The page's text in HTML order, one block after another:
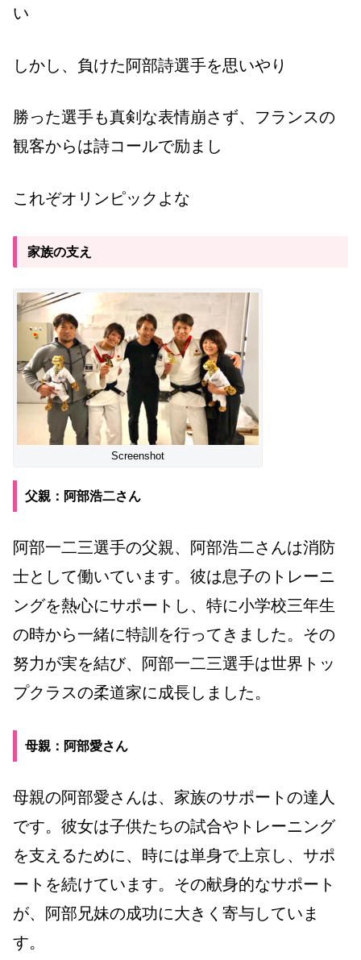
い
しかし、負けた阿部詩選手を思いやり
勝った選手も真剣な表情崩さず、フランスの
観客からは詩コールで励まし
これぞオリンピックよな
家族の支え
Screenshot
父親：阿部浩二さん
阿部一二三選手の父親、阿部浩二さんは消防
士として働いています。彼は息子のトレーニ
ングを熱心にサポートし、特に小学校三年生
の時から一緒に特訓を行ってきました。その
努力が実を結び、阿部一二三選手は世界トッ
プクラスの柔道家に成長しました。
母親：阿部愛さん
母親の阿部愛さんは、家族のサポートの達人
です。彼女は子供たちの試合やトレーニング
を支えるために、時には単身で上京し、サポ
ートを続けています。その献身的なサポート
が、阿部兄妹の成功に大きく寄与していま
す。